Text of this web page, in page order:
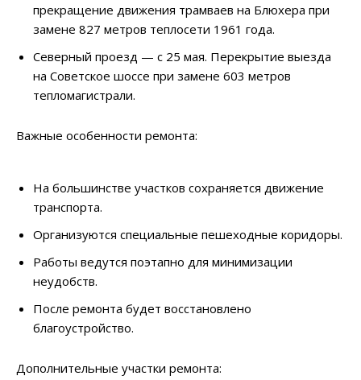
прекращение движения трамваев на Блюхера при
замене 827 метров теплосети 1961 года.
Северный проезд — с 25 мая. Перекрытие выезда
на Советское шоссе при замене 603 метров
тепломагистрали.
Важные особенности ремонта:
На большинстве участков сохраняется движение
транспорта.
Организуются специальные пешеходные коридоры.
Работы ведутся поэтапно для минимизации
неудобств.
После ремонта будет восстановлено
благоустройство.
Дополнительные участки ремонта: